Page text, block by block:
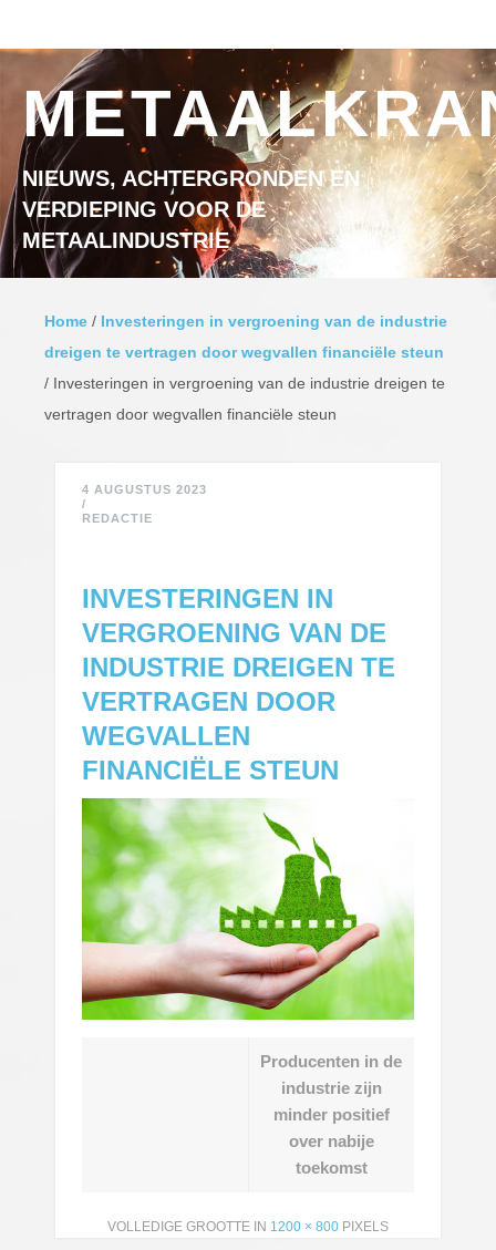
NIEUWS, ACHTERGRONDEN EN
VERDIEPING VOOR DE
METAALINDUSTRIE
Home / Investeringen in vergroening van de industrie
dreigen te vertragen door wegvallen financiële steun
/ Investeringen in vergroening van de industrie dreigen te
vertragen door wegvallen financiële steun
4 AUGUSTUS 2023
/
REDACTIE
INVESTERINGEN IN
VERGROENING VAN DE
INDUSTRIE DREIGEN TE
VERTRAGEN DOOR
WEGVALLEN
FINANCIËLE STEUN
Producenten in de
industrie zijn
minder positief
over nabije
toekomst
VOLLEDIGE GROOTTE IN 1200 × 800 PIXELS